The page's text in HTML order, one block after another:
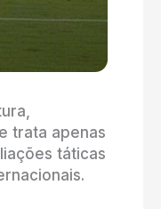
trata apenas
táticas